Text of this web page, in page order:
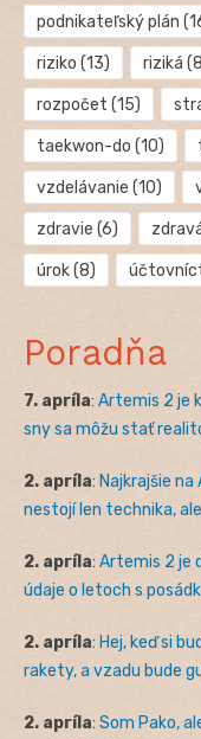
podnikateľský plán
riziko (13) riziká
rozpočet (15)
taekwon-do (10)
vzdelávanie (10)
zdravie (6)
úrok(8)
Poradňa
7. apríla: Artemis 2 je
sny sa môžu stať
2. apríla: Najkrajšie
nestojí len technika,
2. apríla: Artemis 2 je
údaje o letoch s
2. apríla: Hej, keď si
rakety, a vzadu bude
2. apríla: Som Pako,